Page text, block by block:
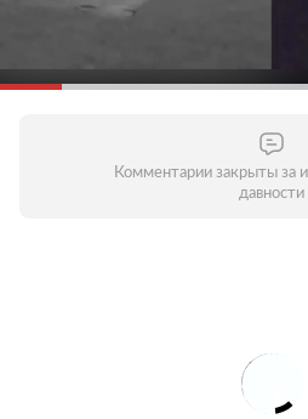
Комментарии закрыты за
давности